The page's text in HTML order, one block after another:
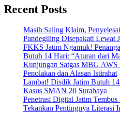
Recent Posts
Masih Saling Klaim,
Pandegiling Disepakati Lewat
FKKS Jatim Ngamuk!
Butuh 14 Hari: “Aturan dari
Kunjungan Satgas MBG AWS
Penolakan dan Alasan Istirahat
Lambat! Disdik Jatim Butuh
Kasus SMAN 20 Surabaya
Penetrasi Digital Jatim
Tekankan Pentingnya Literasi